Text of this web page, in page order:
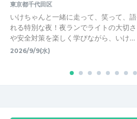
東京都千代田区
いけちゃんと一緒に走って、笑って、語
れる特別な夜！夜ランでライトの大切さ
や安全対策を楽しく学びながら、いけ…
2026/9/9(水)